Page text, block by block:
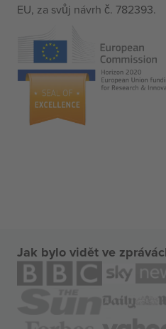
EU, za svůj návrh č. 782393.
Jak bylo vidět ve